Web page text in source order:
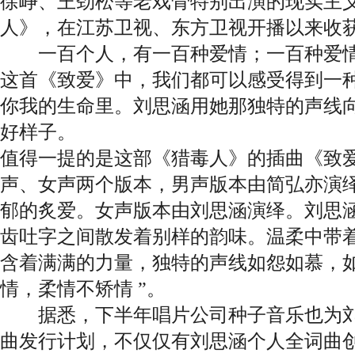
人》，在江苏卫视、东方卫视开播以来收
一百个人，有一百种爱情；一百种爱
这首《致爱》中，我们都可以感受得到一
你我的生命里。刘思涵用她那独特的声线
好样子。
值得一提的是这部《猎毒人》的插曲《致
声、女声两个版本，男声版本由简弘亦演
郁的炙爱。女声版本由刘思涵演绎。刘思
齿吐字之间散发着别样的韵味。温柔中带
含着满满的力量，独特的声线如怨如慕，
情，柔情不矫情 ”。
据悉，下半年唱片公司种子音乐也为
曲发行计划，不仅仅有刘思涵个人全词曲